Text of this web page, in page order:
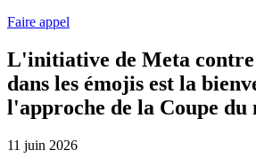
Faire appel
L'initiative de Meta contre
dans les émojis est la
l'approche de la Coupe du
11 juin 2026